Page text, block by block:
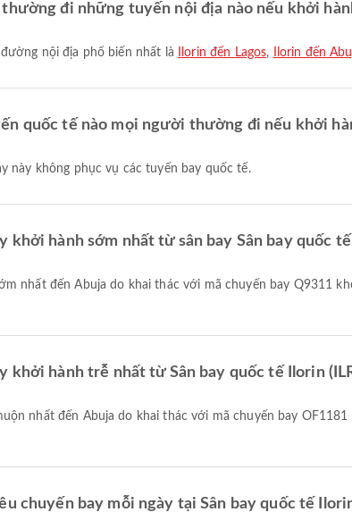
đi những tuyến nội địa nào nếu khởi
đường nội địa phổ biến nhất là Ilorin đến Lagos, Ilorin đến
quốc tế nào mọi người thường đi nếu khởi
này không phục vụ các tuyến bay quốc tế.
khởi hành sớm nhất từ sân bay Sân bay quốc
khởi hành trễ nhất từ Sân bay quốc tế Ilorin
chuyến bay mỗi ngày tại Sân bay quốc tế